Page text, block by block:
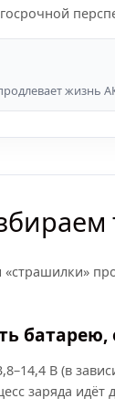
жизнь
В (в
заряда